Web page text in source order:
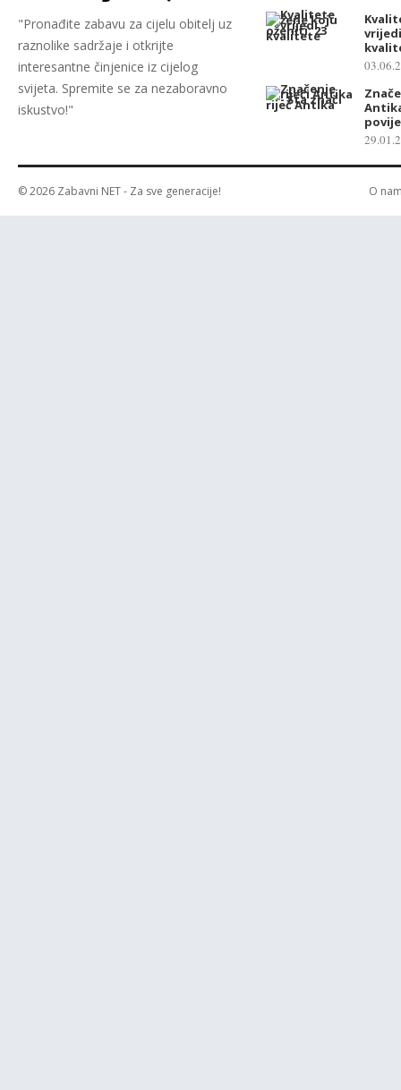
"Pronađite zabavu za cijelu obitelj uz
raznolike sadržaje i otkrijte
interesantne činjenice iz cijelog
svijeta. Spremite se za nezaboravno
iskustvo!"
© 2026 Zabavni NET- Za sve generacije! O